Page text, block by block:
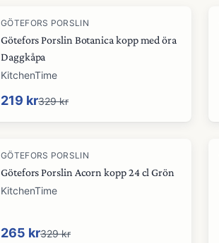
-33%
GÖTEFORS PORSLIN
Götefors Porslin Botanica kopp med öra
Daggkåpa
KitchenTime
219 kr329 kr
-19%
GÖTEFORS PORSLIN
Götefors Porslin Acorn kopp 24 cl Grön
KitchenTime
265 kr329 kr